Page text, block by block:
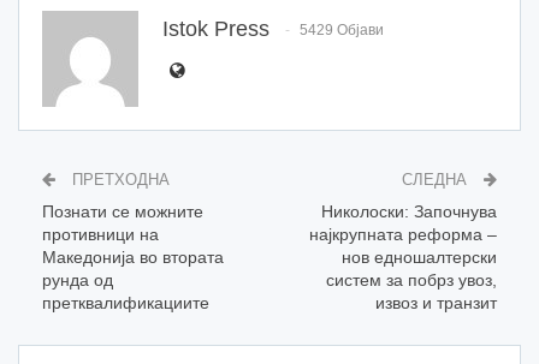
Istok Press 5429 Објави
ПРЕТХОДНА
Познати се можните
противници на
Македонија во втората
рунда од
претквалификациите
СЛЕДНА
Николоски: Започнува
најкрупната реформа –
нов едношалтерски
систем за побрз увоз,
извоз и транзит